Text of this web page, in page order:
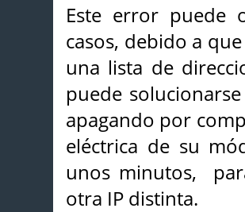
Este error puede
casos, debido a
una lista de
puede
apagando por
eléctrica de su
unos minutos,
otra IP distinta.